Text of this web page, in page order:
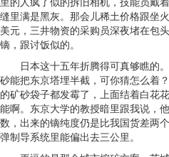
缝里满是黑灰。那会儿稀土价格跟坐
美元，三井物资的采购员深夜堵在包
镝，跟讨饭似的。
日本这十五年折腾得可真够瞧的
砂能把东京塔埋半截，可你猜怎么着
的矿砂袋子都发霉了，上面结着白花
能啊。东京大学的教授暗里跟我说，
数，出来的镝纯度仍是比我国货差
弹制导系统里能偏出去三公里。